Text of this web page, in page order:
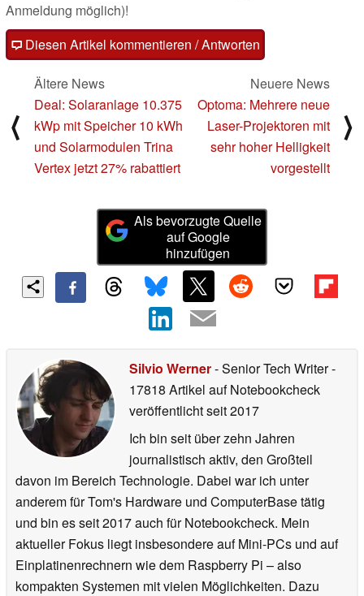
Anmeldung möglich)!
Diesen Artikel kommentieren / Antworten
⟨
Ältere News
Deal: Solaranlage 10.375
kWp mit Speicher 10 kWh
und Solarmodulen Trina
Vertex jetzt 27% rabattiert
Neuere News
Optoma: Mehrere neue
Laser-Projektoren mit
sehr hoher Helligkeit
vorgestellt
⟩
Als bevorzugte Quelle
auf Google
hinzufügen
Silvio Werner- Senior Tech Writer-
17818 Artikel auf Notebookcheck
veröffentlichtseit 2017
Ich bin seit über zehn Jahren
journalistisch aktiv, den Großteil
davon im Bereich Technologie. Dabei war ich unter
anderem für Tom's Hardware und ComputerBase tätig
und bin es seit 2017 auch für Notebookcheck. Mein
aktueller Fokus liegt insbesondere auf Mini-PCs und auf
Einplatinenrechnern wie dem Raspberry Pi – also
kompakten Systemen mit vielen Möglichkeiten. Dazu